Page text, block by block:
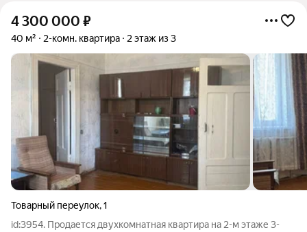
4 300 000 ₽
40 м² 2-комн. квартира 2 этаж из 3
Товарный переулок,1
id:3954. Продается двухкомнатная квартира на 2-м этаже 3-